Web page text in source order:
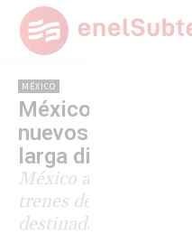
MÉXICO
México compra
nuevos servicios
larga distancia
México avanza con
trenes de pasajeros.
destinadas a los